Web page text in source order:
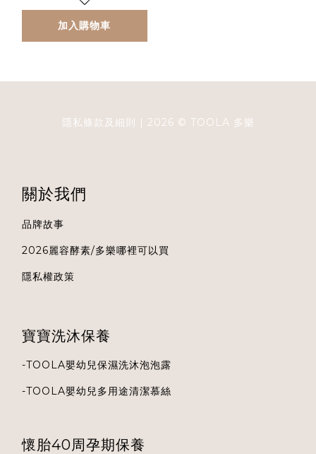
加入購物車
隱私條款及細則 | 2026 © TOOLA 多樂
關於我們
品牌故事
2026麗容酵素/多樂哪裡可以買
隱私權政策
寶寶洗沐保養
-TOOLA嬰幼兒保濕洗沐泡泡露
-TOOLA嬰幼兒多用途清潔慕絲
懷胎40周孕期保養